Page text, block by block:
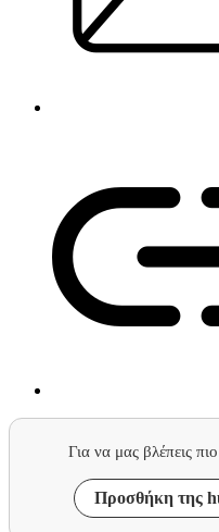
Για να μας βλέπεις
Προσθήκη της